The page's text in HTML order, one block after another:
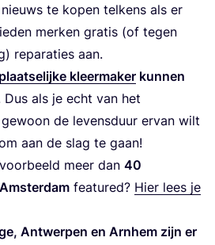
te kopen tel­kens als er
mer­ken gra­tis (of tegen
repa­ra­ties aan.
kleer­ma­ker kun­nen
Dus als je echt van het
de levens­duur ervan wilt
aan de slag te gaan!
meer dan 40
fea­tu­red? Hier lees je
Ant­wer­pen en Arn­hem zijn er